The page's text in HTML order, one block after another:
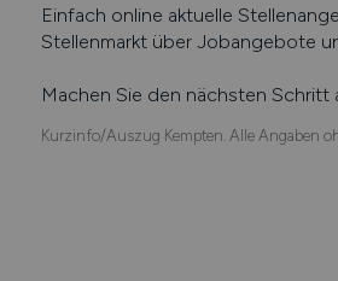
Einfach online aktuelle
Stellenmarkt über Jobangebote
Machen Sie den nächsten Schritt
Kurzinfo/Auszug Kempten. Alle Angaben